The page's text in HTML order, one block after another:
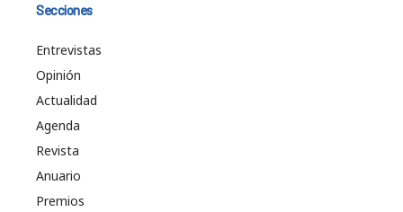
Secciones
Entrevistas
Opinión
Actualidad
Agenda
Revista
Anuario
Premios